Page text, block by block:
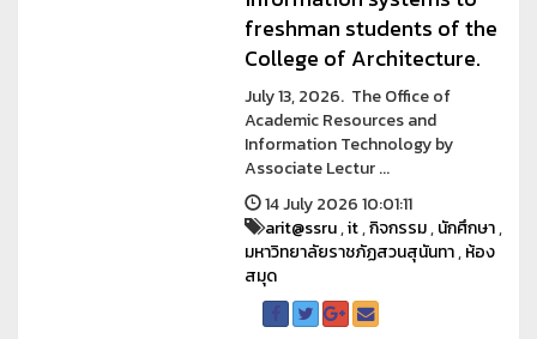
freshman students of the
College of Architecture.
July 13, 2026. The Office of
Academic Resources and
Information Technology by
Associate Lectur ...
14 July 2026 10:01:11
arit@ssru,it,กิจกรรม,นักศึกษา,
มหาวิทยาลัยราชภัฏสวนสุนันทา,ห้อง
สมุด